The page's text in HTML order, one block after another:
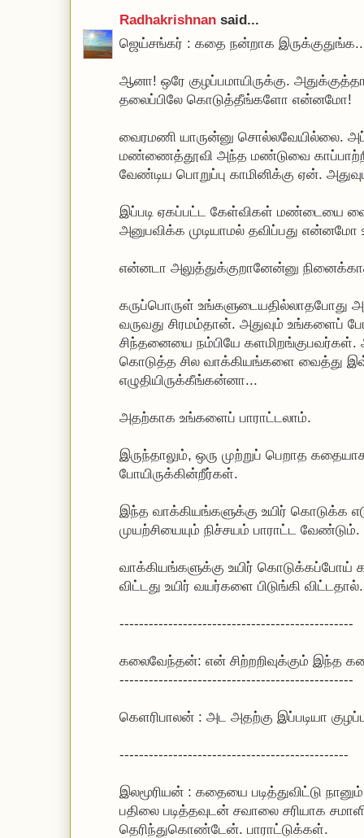
Radhakrishnan said...
ஜெய்சங்கர் : கதை நன்றாக
ஆனா! ஒரே குழப்பமாயிருக்கு.
தலைப்பிலே கொடுத்தீங்களோ என்னமோ!
வைரமணி யாருன்னு சொல்லவேயில்லை.
மண்ணைத்தூவி அந்த மண்டுவை
வேண்டிய பொறுப்பு காமினிக்கு ஏன்.
இப்படி ஏகப்பட்ட கேள்விகள் மண்டையை
அனுபவிக்க முடியாமல் தவிப்பது
என்னடா அலுத்துக்குறானேன்னு
கருப்பொருள் உங்களுடையதில்லாதபோது
வருவது சிரமம்தான். அதுவும் உங்களைப்
சிந்தனையை நம்பியே களமிறங்குபவர்கள்.
கொடுத்த சில வாக்கியங்களை வைத்து
எழுதியிருக்கீங்கன்னா...
அதற்காக உங்களைப் பாராட்டலாம்.
இருந்தாலும், ஒரு முற்றுப் பெறாத
போயிருக்கின்றீர்கள்.
இந்த வாக்கியங்களுக்கு உயிர் கொடுக்க
முயற்சியையும் நிச்சயம் பாராட்ட வேண்டும்.
வாக்கியங்களுக்கு உயிர் கொடுக்கப்போய்
விட்டது உயிர் வயர்களை பிடுங்கி
------------------------------------------------
கலைவேந்தன்: என் சிற்றறிவுக்கும் இந்த
------------------------------------------------
கெளரிபாலன் : அட அதற்கு இப்படியா
-----------------------------------------------
இலமூரியன் : கதையை படித்துவிட்டு
பதிலை படித்தவுடன் சவாலை சரியாக
தெரிந்துகொண்டேன். பாராட்டுக்கள்.